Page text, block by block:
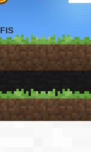
FIS